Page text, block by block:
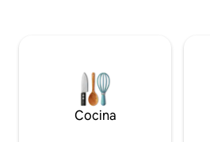
Cocina